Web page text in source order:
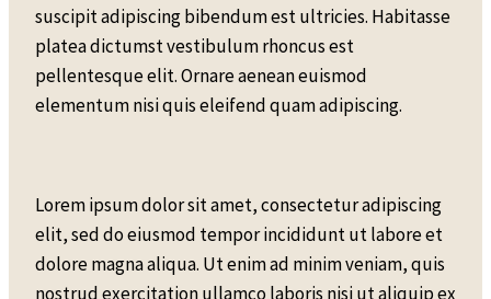
suscipit adipiscing bibendum est ultricies. Habitasse
platea dictumst vestibulum rhoncus est
pellentesque elit. Ornare aenean euismod
elementum nisi quis eleifend quam adipiscing.
Lorem ipsum dolor sit amet, consectetur adipiscing
elit, sed do eiusmod tempor incididunt ut labore et
dolore magna aliqua. Ut enim ad minim veniam, quis
nostrud exercitation ullamco laboris nisi ut aliquip ex